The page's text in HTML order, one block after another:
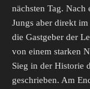
nächsten Tag.
Jungs aber direkt
die Gastgeber der
von einem starken
Sieg in der Historie
geschrieben. Am